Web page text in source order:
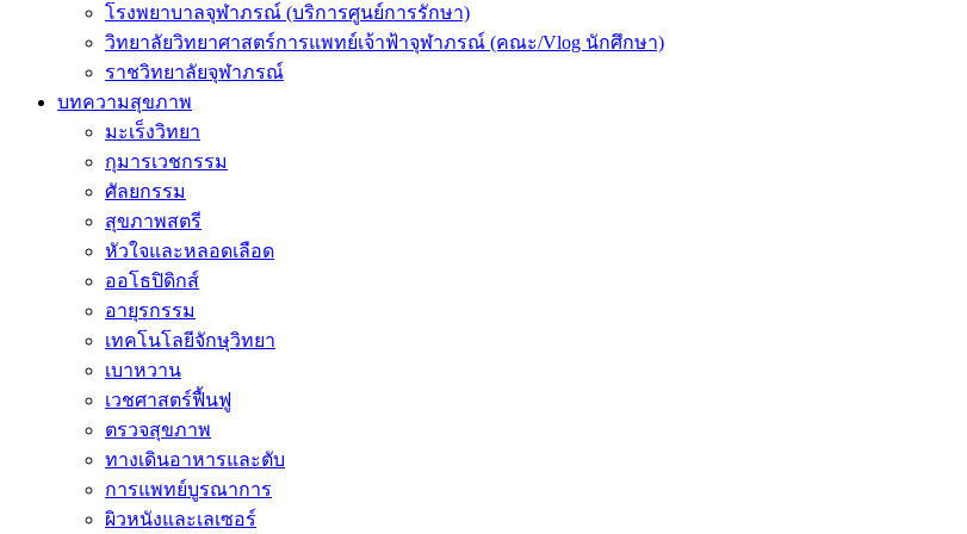
โรงพยาบาลจุฬาภรณ์ (บริการศูนย์การรักษา)
วิทยาลัยวิทยาศาสตร์การแพทย์เจ้าฟ้าจุฬาภรณ์ (คณะ/Vlog นักศึกษา)
ราชวิทยาลัยจุฬาภรณ์
บทความสุขภาพ
มะเร็งวิทยา
กุมารเวชกรรม
ศัลยกรรม
สุขภาพสตรี
หัวใจและหลอดเลือด
ออโธปิดิกส์
อายุรกรรม
เทคโนโลยีจักษุวิทยา
เบาหวาน
เวชศาสตร์ฟื้นฟู
ตรวจสุขภาพ
ทางเดินอาหารและตับ
การแพทย์บูรณาการ
ผิวหนังและเลเซอร์